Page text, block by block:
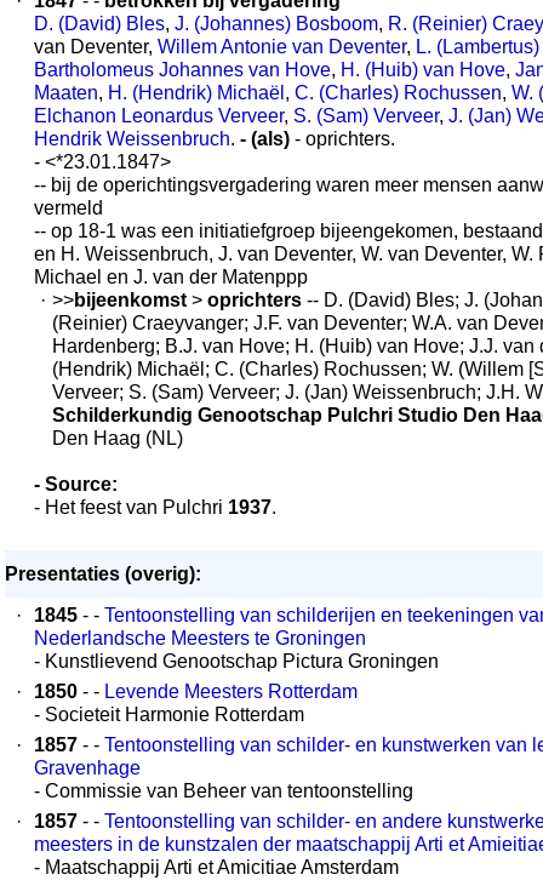
D. (David) Bles, J. (Johannes) Bosboom, R. (Reinier)
van Deventer, Willem Antonie van Deventer, L.
Bartholomeus Johannes van Hove, H. (Huib) van Hove,
Maaten, H. (Hendrik) Michaël , C. (Charles) Rochussen, W.
Elchanon Leonardus Verveer, S. (Sam) Verveer, J. (Jan)
Hendrik Weissenbruch. - (als) - oprichters.
- <*23.01.1847>
-- bij de operichtingsvergadering waren meer mensen
vermeld
-- op 18-1 was een initiatiefgroep bijeengekomen,
en H. Weissenbruch, J. van Deventer, W. van Deventer, W.
Michael en J. van der Matenppp
· >>bijeenkomst > oprichters -- D. (David) Bles; J.
(Reinier) Craeyvanger; J.F. van Deventer; W.A. van
Hardenberg; B.J. van Hove; H. (Huib) van Hove; J.J. van
(Hendrik) Michaël; C. (Charles) Rochussen; W. (Willem
Verveer; S. (Sam) Verveer; J. (Jan) Weissenbruch; J.H.
Schilderkundig Genootschap Pulchri Studio Den
Den Haag (NL)
- Source:
- Het feest van Pulchri 1937.
Presentaties (overig):
·
1845 - - Tentoonstelling van schilderijen en teekeningen
Nederlandsche Meesters te Groningen
- Kunstlievend Genootschap Pictura Groningen
·
1850 - - Levende Meesters Rotterdam
- Societeit Harmonie Rotterdam
·
1857 - - Tentoonstelling van schilder- en kunstwerken van
Gravenhage
- Commissie van Beheer van tentoonstelling
·
1857 - - Tentoonstelling van schilder- en andere
meesters in de kunstzalen der maatschappij Arti et
- Maatschappij Arti et Amicitiae Amsterdam